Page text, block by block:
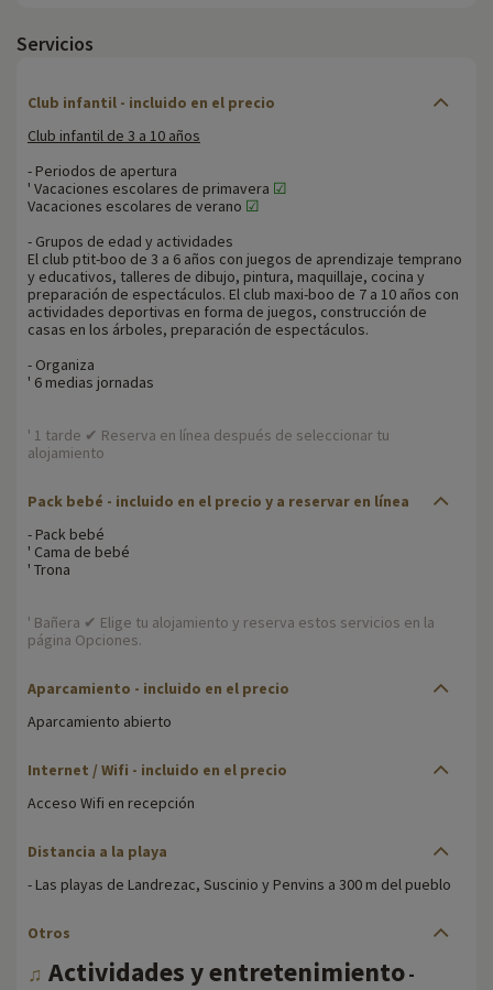
Servicios
Club infantil - incluido en el precio
Club infantil de 3 a 10 años
- Periodos de apertura
' Vacaciones escolares de primavera ☑
Vacaciones escolares de verano ☑
- Grupos de edad y actividades
El club ptit-boo de 3 a 6 años con juegos de aprendizaje temprano
y educativos, talleres de dibujo, pintura, maquillaje, cocina y
preparación de espectáculos. El club maxi-boo de 7 a 10 años con
actividades deportivas en forma de juegos, construcción de
casas en los árboles, preparación de espectáculos.
- Organiza
' 6 medias jornadas
' 1 tarde ✔ Reserva en línea después de seleccionar tu
alojamiento
Pack bebé - incluido en el precio y a reservar en línea
- Pack bebé
' Cama de bebé
' Trona
' Bañera ✔ Elige tu alojamiento y reserva estos servicios en la
página Opciones.
Aparcamiento - incluido en el precio
Aparcamiento abierto
Internet / Wifi - incluido en el precio
Acceso Wifi en recepción
Distancia a la playa
- Las playas de Landrezac, Suscinio y Penvins a 300 m del pueblo
Otros
♫ Actividades y entretenimiento-